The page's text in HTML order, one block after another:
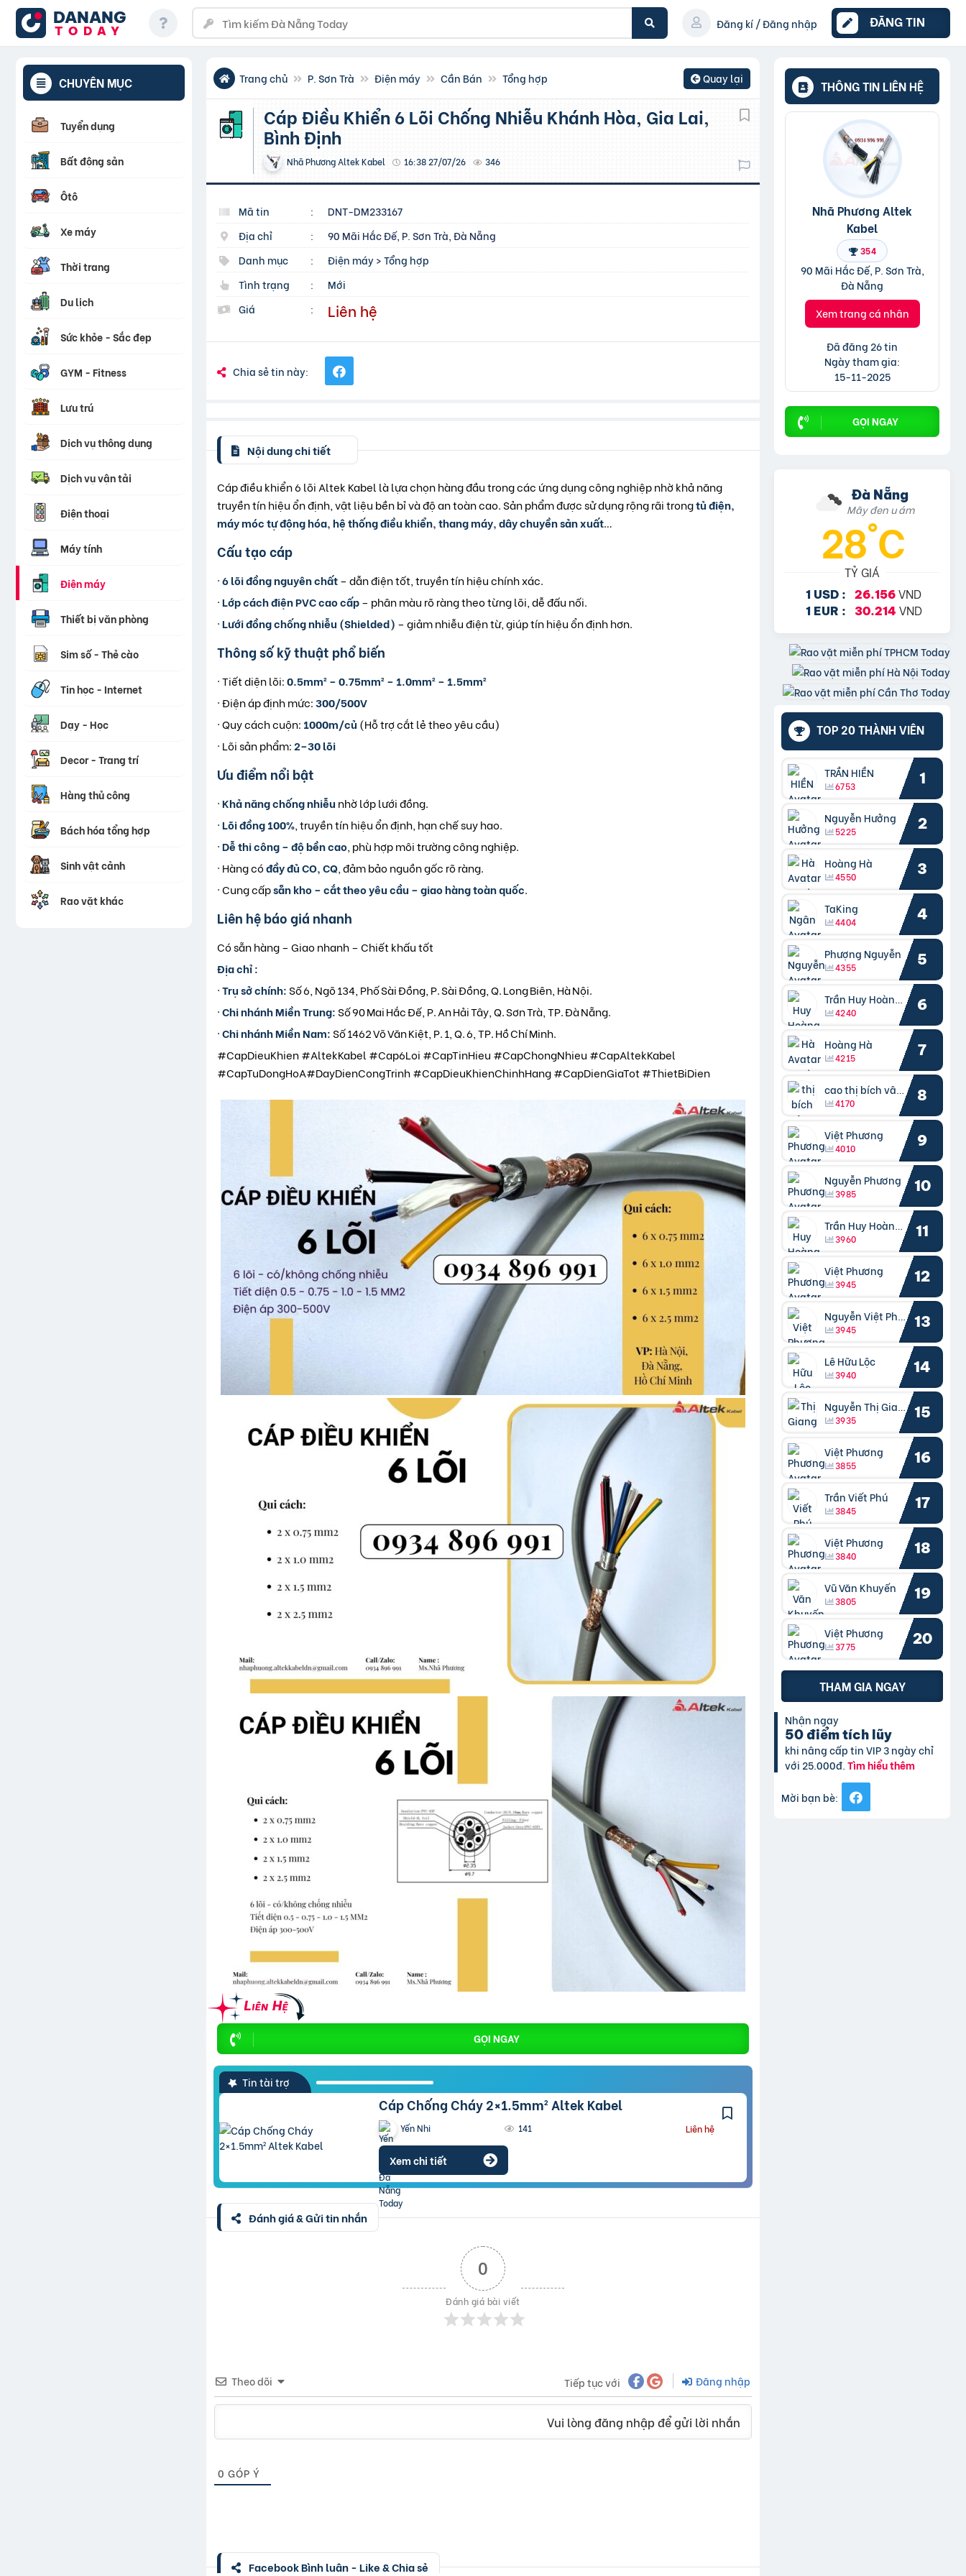
DANANG
TODAY
Đăng kí / Đăng nhập ĐĂNG TIN
CHUYÊN MỤC
Tuyển dụng
Bất động sản
Ôtô
Xe máy
Thời trang
Du lịch
Sức khỏe - Sắc đẹp
GYM - Fitness
Lưu trú
Dịch vụ thông dụng
Dịch vụ vận tải
Điện thoại
Máy tính
Điện máy
Thiết bị văn phòng
Sim số - Thẻ cào
Tin học - Internet
Dạy - Học
Decor - Trang trí
Hàng thủ công
Bách hóa tổng hợp
Sinh vật cảnh
Rao vặt khác
Trang chủ P. Sơn Trà Điện máy Cần Bán Tổng hợp Quay lại
Cáp Điều Khiển 6 Lõi Chống Nhiễu Khánh Hòa, Gia Lai,
Bình Định
Nhã Phương Altek Kabel 16:38 27/07/26 346
Mã tin :
DNT-DM233167
Địa chỉ
:
90 Mãi Hắc Đế, P. Sơn Trà, Đà Nẵng
Danh mục
: Điện máy>Tổng hợp
Tình trạng
:
Mới
Giá
: Liên hệ
Chia sẻ tin này:
Nội dung chi tiết
Cáp điều khiển 6 lõi Altek Kabel là lựa chọn hàng đầu trong các ứng dụng công nghiệp nhờ khả năng
truyền tín hiệu ổn định, vật liệu bền bỉ và độ an toàn cao. Sản phẩm được sử dụng rộng rãi trongtủ điện,
máy móc tự động hóa, hệ thống điều khiển, thang máy, dây chuyền sản xuất…
Cấu tạo cáp
·6 lõi đồng nguyên chất– dẫn điện tốt, truyền tín hiệu chính xác.
·Lớp cách điện PVC cao cấp– phân màu rõ ràng theo từng lõi, dễ đấu nối.
·Lưới đồng chống nhiễu (Shielded) – giảm nhiễu điện từ, giúp tín hiệu ổn định hơn.
Thông số kỹ thuật phổ biến
· Tiết diện lõi:0.5mm² – 0.75mm² – 1.0mm² – 1.5mm²
· Điện áp định mức:300/500V
· Quy cách cuộn: 1000m/củ (Hỗ trợ cắt lẻ theo yêu cầu)
· Lõi sản phẩm: 2–30 lõi
Ưu điểm nổi bật
·Khả năng chống nhiễu nhờ lớp lưới đồng.
·Lõi đồng 100% , truyền tín hiệu ổn định, hạn chế suy hao.
·Dễ thi công – độ bền cao , phù hợp môi trường công nghiệp.
· Hàng cóđầy đủ CO, CQ , đảm bảo nguồn gốc rõ ràng.
· Cung cấpsẵn kho – cắt theo yêu cầu – giao hàng toàn quốc.
Liên hệ báo giá nhanh
Có sẵn hàng – Giao nhanh – Chiết khấu tốt
Địa chỉ :
·Trụ sở chính:Số 6, Ngõ 134, Phố Sài Đồng, P. Sài Đồng, Q. Long Biên, Hà Nội.
·Chi nhánh Miền Trung:Số 90 Mai Hắc Đế, P. An Hải Tây, Q. Sơn Trà, TP. Đà Nẵng.
·Chi nhánh Miền Nam:Số 1462 Võ Văn Kiệt, P. 1, Q. 6, TP. Hồ Chí Minh.
#CapDieuKhien #AltekKabel #Cap6Loi #CapTinHieu #CapChongNhieu #CapAltekKabel
#CapTuDongHoA#DayDienCongTrinh #CapDieuKhienChinhHang #CapDienGiaTot #ThietBiDien
GỌI NGAY
Tin tài trợ
Cáp Chống Cháy 2×1.5mm² Altek Kabel
Yến Nhi 141 Liên hệ
Xem chi tiết
Đánh giá & Gửi tin nhắn
0
Đánh giá bài viết
Theo dõi Tiếp tục với Đăng nhập
Vui lòng đăng nhập để gửi lời nhắn
0 GÓP Ý
Facebook Bình luận - Like & Chia sẻ
THÔNG TIN LIÊN HỆ
Nhã Phương Altek
Kabel
354
90 Mãi Hắc Đế, P. Sơn Trà,
Đà Nẵng
Xem trang cá nhân
Đã đăng 26 tin
Ngày tham gia:
15-11-2025
GỌI NGAY
Đà Nẵng
Mây đen u ám
28°C
TỶ GIÁ
1 USD : 26.156 VND
1 EUR : 30.214 VND
TOP 20 THÀNH VIÊN
TRẦN HIỀN
6753 1
Nguyễn Hưởng
5225 2
Hoàng Hà
4550 3
TaKing
4404 4
Phượng Nguyễn
4355 5
Trần Huy Hoàng Bắc
4240 6
Hoàng Hà
4215 7
cao thị bích vâng kiều
4170 8
Việt Phương
4010 9
Nguyễn Phương
3985 10
Trần Huy Hoàng Bắc
3960 11
Việt Phương
3945 12
Nguyễn Việt Phương
3945 13
Lê Hữu Lộc
3940 14
Nguyễn Thị Giang
3935 15
Việt Phương
3855 16
Trần Viết Phú
3845 17
Việt Phương
3840 18
Vũ Văn Khuyến
3805 19
Việt Phương
3775 20
THAM GIA NGAY
Nhận ngay
50 điểm tích lũy
khi nâng cấp tin VIP 3 ngày chỉ
với 25.000đ.Tìm hiểu thêm
Mời bạn bè: